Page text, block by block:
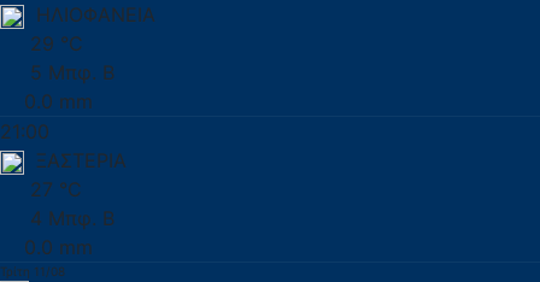
ΗΛΙΟΦΑΝΕΙΑ
29 °C
5 Μπφ. Β
0.0 mm
21:00
ΞΑΣΤΕΡΙΑ
27 °C
4 Μπφ. Β
0.0 mm
Τρίτη 11/08